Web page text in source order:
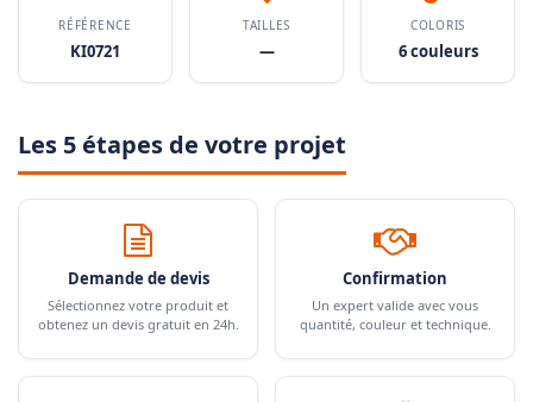
RÉFÉRENCE
KI0721
TAILLES
—
COLORIS
6 couleurs
Les 5 étapes de votre projet
Demande de devis
Sélectionnez votre produit et
obtenez un devis gratuit en 24h.
Confirmation
Un expert valide avec vous
quantité, couleur et technique.